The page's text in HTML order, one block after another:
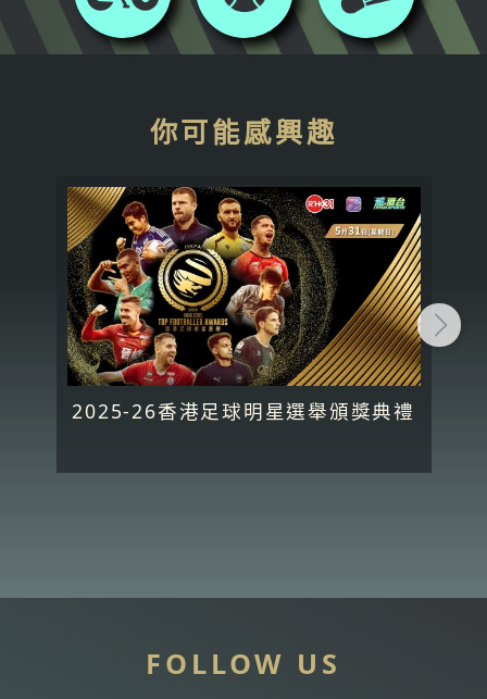
你可能感興趣
2025-26香港足球明星選舉頒獎典禮
FOLLOW US